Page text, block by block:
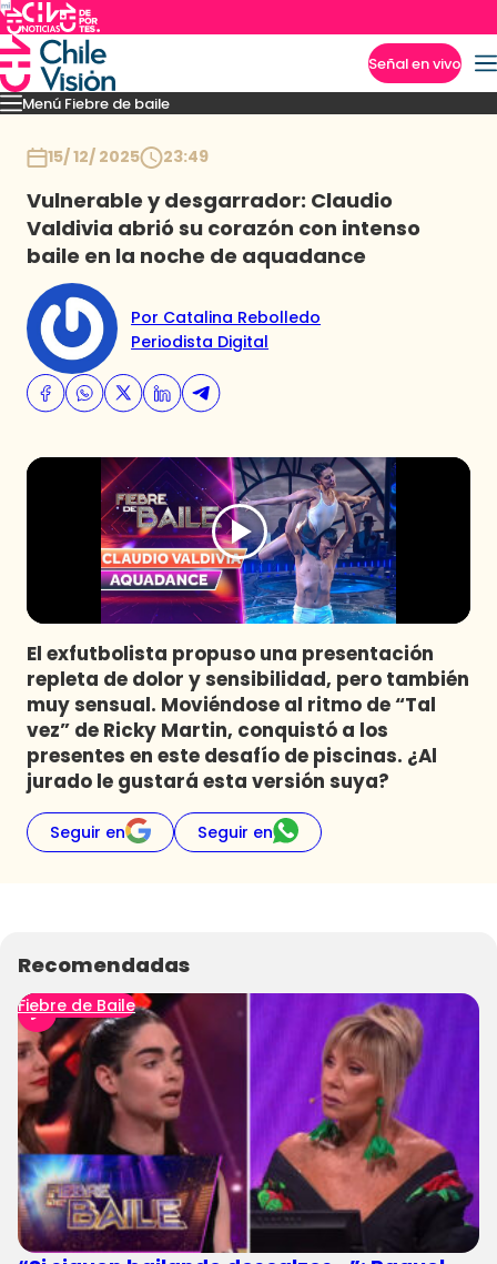
Señal en vivo
Menú Fiebre de baile
Mejores MomentosPresentacionesEl VAR-After del baile
15/ 12/ 2025 23:49
Vulnerable y desgarrador: Claudio
Valdivia abrió su corazón con intenso
baile en la noche de aquadance
Por Catalina Rebolledo
Periodista Digital
El exfutbolista propuso una presentación
repleta de dolor y sensibilidad, pero también
muy sensual. Moviéndose al ritmo de “Tal
vez” de Ricky Martin, conquistó a los
presentes en este desafío de piscinas. ¿Al
jurado le gustará esta versión suya?
Seguir en Seguir en
Recomendadas
Fiebre de Baile
Imperdibles
Programas
Club De La Comedia
Contigo en Directo
Plan Perfecto
El Tiempo
Sabingo
Todos Los Programas